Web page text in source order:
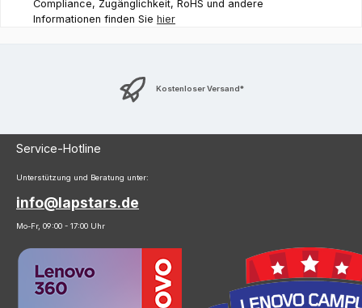
Compliance, Zugänglichkeit, RoHS und andere
Informationen finden Sie hier
Kostenloser Versand*
Service-Hotline
Unterstützung und Beratung unter:
info@lapstars.de
Mo-Fr, 09:00 - 17:00 Uhr